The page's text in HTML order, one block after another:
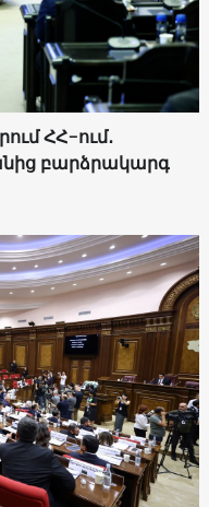
ՀՀ-ում․
բարձրակարգ